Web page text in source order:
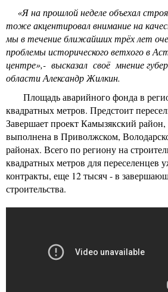
«Я на прошлой неделе объехал
тоже акцентировал внимание на
мы в течение ближайших трёх лет
проблемы исторического ветхого в
центре»,- высказал своё мнение
области Александр Жилкин.
Площадь аварийного фонда в
квадратных метров. Предстоит
Завершает проект Камызякский район,
выполнена в Приволжском,
районах. Всего по региону на
квадратных метров для переселенцев
контракты, еще 12 тысяч - в
строительства.